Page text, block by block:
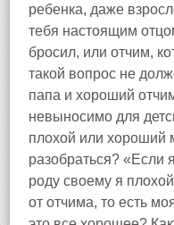
ребенка, даже
тебя настоящим
бросил, или отчим,
такой вопрос не
папа и хороший
невыносимо для
плохой или хороший
разобраться? «Если
роду своему я
от отчима, то есть